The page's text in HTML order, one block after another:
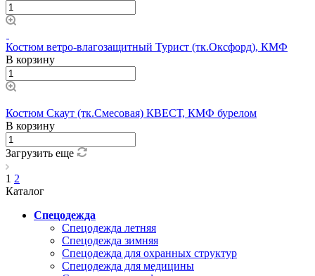
Костюм ветро-влагозащитный Турист (тк.Оксфорд), КМФ
В корзину
Костюм Скаут (тк.Смесовая) КВЕСТ, КМФ бурелом
В корзину
Загрузить еще
1 2
Каталог
Спецодежда
Спецодежда летняя
Спецодежда зимняя
Спецодежда для охранных структур
Спецодежда для медицины